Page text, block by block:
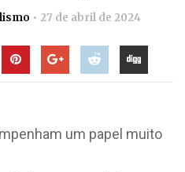
27 de abril de 2024
um papel muito